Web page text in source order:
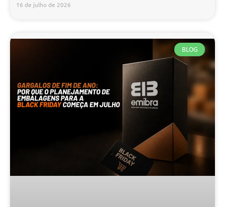
16 de julho de 2026
BLOG